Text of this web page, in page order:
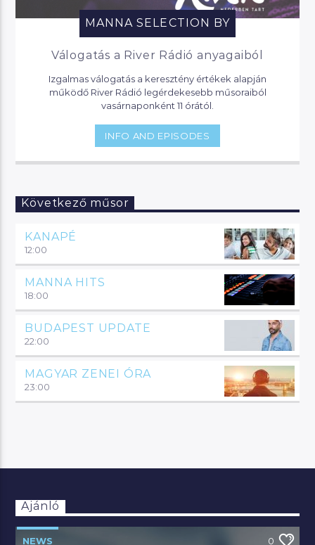
MANNA SELECTION BY
Válogatás a River Rádió anyagaiból
Izgalmas válogatás a keresztény értékek alapján
működő River Rádió legérdekesebb műsoraiból
vasárnaponként 11 órától.
INFO AND EPISODES
Következő műsor
KANAPÉ
12:00
MANNA HITS
18:00
BUDAPEST UPDATE
22:00
MAGYAR ZENEI ÓRA
23:00
Ajánló
NEWS 0